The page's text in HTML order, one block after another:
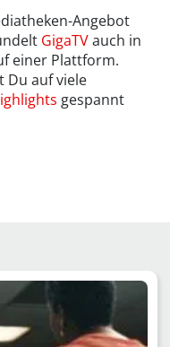
Angebot
GigaTVauch in
einer Plattform.
Du auf viele
gespannt